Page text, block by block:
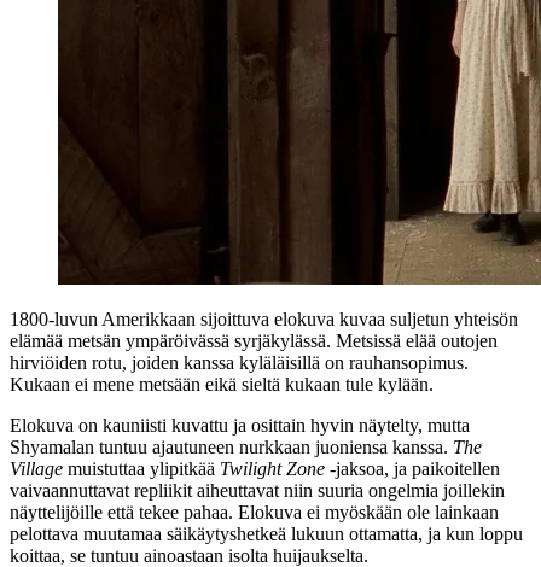
1800‑luvun Amerikkaan sijoittuva elokuva kuvaa suljetun yhteisön
elämää metsän ympäröivässä syrjäkylässä. Metsissä elää outojen
hirviöiden rotu, joiden kanssa kyläläisillä on rauhansopimus.
Kukaan ei mene metsään eikä sieltä kukaan tule kylään.
Elokuva on kauniisti kuvattu ja osittain hyvin näytelty, mutta
Shyamalan tuntuu ajautuneen nurkkaan juoniensa kanssa. The
Village muistuttaa ylipitkää Twilight Zone ‑jaksoa, ja paikoitellen
vaivaannuttavat repliikit aiheuttavat niin suuria ongelmia joillekin
näyttelijöille että tekee pahaa. Elokuva ei myöskään ole lainkaan
pelottava muutamaa säikäytyshetkeä lukuun ottamatta, ja kun loppu
koittaa, se tuntuu ainoastaan isolta huijaukselta.